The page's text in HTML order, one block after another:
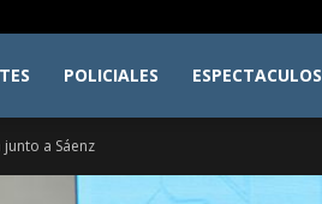
POLICIALES ESPECTACULOS
a Sáenz